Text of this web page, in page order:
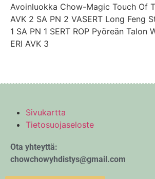
Avoinluokka Chow-Magic Touch Of
AVK 2 SA PN 2 VASERT Long Feng
1 SA PN 1 SERT ROP Pyöreän Talon
ERI AVK 3
Sivukartta
Tietosuojaseloste
Ota yhteyttä:
chowchowyhdistys@gmail.com